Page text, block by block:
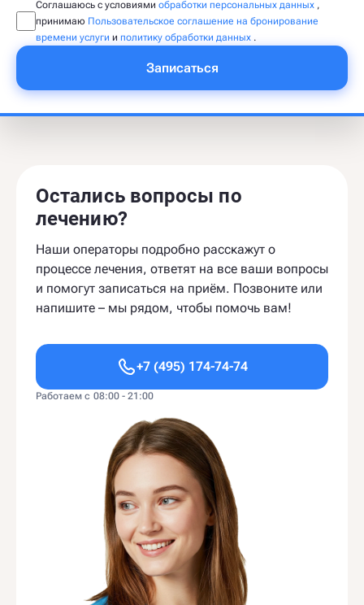
Соглашаюсь с условиями обработки персональных данных ,
принимаю Пользовательское соглашение на бронирование
времени услуги и политику обработки данных .
Записаться
Остались вопросы по
лечению?
Наши операторы подробно расскажут о
процессе лечения, ответят на все ваши вопросы
и помогут записаться на приём. Позвоните или
напишите – мы рядом, чтобы помочь вам!
+7 (495) 174-74-74
Работаем с 08:00 - 21:00